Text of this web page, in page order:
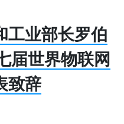
工业部长罗伯
届世界物联网
致辞